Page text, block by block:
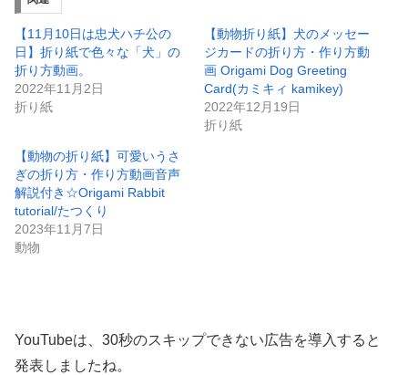
【11月10日は忠犬ハチ公の
日】折り紙で色々な「犬」の
折り方動画。
2022年11月2日
折り紙
【動物折り紙】犬のメッセー
ジカードの折り方・作り方動
画 Origami Dog Greeting
Card(カミキィ kamikey)
2022年12月19日
折り紙
【動物の折り紙】可愛いうさ
ぎの折り方・作り方動画音声
解説付き☆Origami Rabbit
tutorial/たつくり
2023年11月7日
動物
YouTubeは、30秒のスキップできない広告を導入すると
発表しましたね。